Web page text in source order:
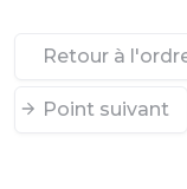
Retour à
Point suivant